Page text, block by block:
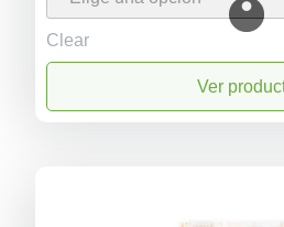
Clear
Ver